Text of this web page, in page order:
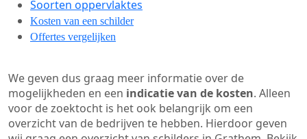
Soorten oppervlaktes
Kosten van een schilder
Offertes vergelijken
We geven dus graag meer informatie over de
mogelijkheden en een indicatie van de kosten. Alleen
voor de zoektocht is het ook belangrijk om een
overzicht van de bedrijven te hebben. Hierdoor geven